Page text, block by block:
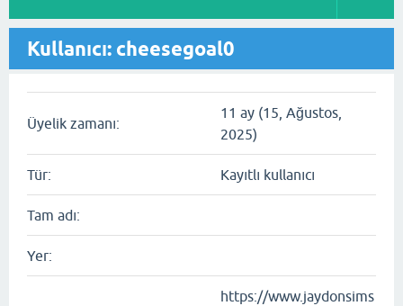
Kullanıcı: cheesegoal0
Üyelik zamanı:
11 ay (15, Ağustos,
2025)
Tür: Kayıtlı kullanıcı
Tam adı:
Yer:
https://www.jaydonsims